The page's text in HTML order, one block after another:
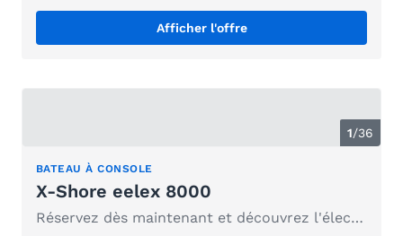
Afficher l'offre
1/36
BATEAU À CONSOLE
X-Shore eelex 8000
Réservez dès maintenant et découvrez l'électromobilité sur l'eau sous un nouveau jour